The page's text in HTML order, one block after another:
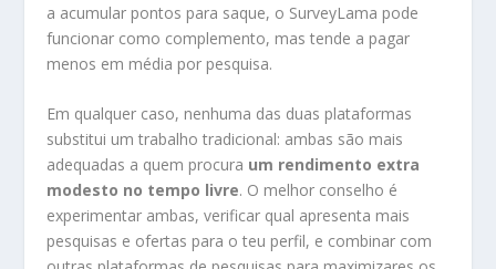
a acumular pontos para saque, o SurveyLama pode
funcionar como complemento, mas tende a pagar
menos em média por pesquisa.
Em qualquer caso, nenhuma das duas plataformas
substitui um trabalho tradicional: ambas são mais
adequadas a quem procura um rendimento extra
modesto no tempo livre. O melhor conselho é
experimentar ambas, verificar qual apresenta mais
pesquisas e ofertas para o teu perfil, e combinar com